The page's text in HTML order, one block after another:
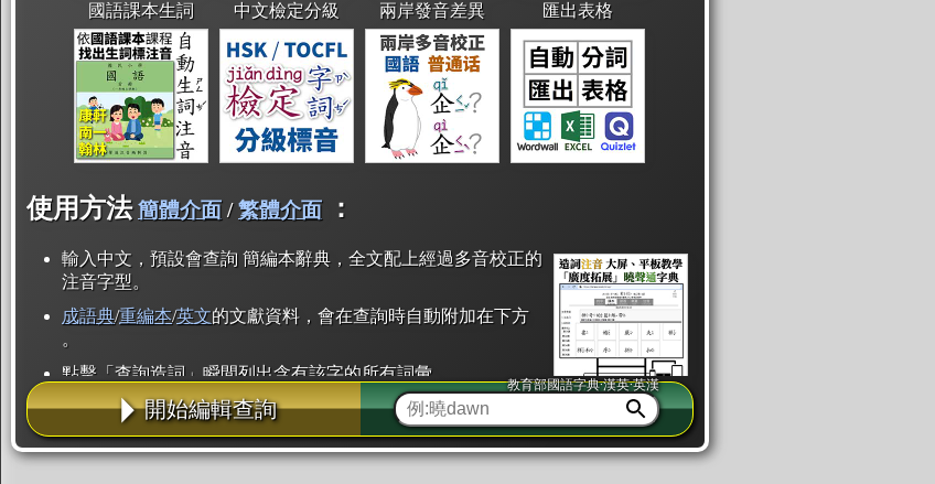
國語課本生詞 中文檢定分級 兩岸發音差異 匯出表格
使用方法 簡體介面/繁體介面 ：
輸入中文，預設會查詢 簡編本辭典，全文配上經過多音校正的
注音字型。
成語典/重編本/英文的文獻資料，會在查詢時自動附加在下方
。
點擊「查詢造詞」瞬間列出含有該字的所有詞彙。
點「部首」瞬間列出所有「同部首字」。也支援查詢「同注音」或「同筆畫」。
辭典解釋的全文都經過自動斷詞，點擊便可瞬間「連續查詢」此字詞的解釋，不
用手動重複輸入。
開始編輯查詢
教育部國語字典·漢英·英漢